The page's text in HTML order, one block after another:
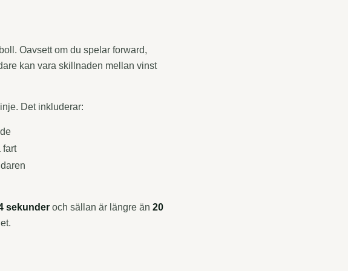
Oavsett om du spelar forward,
kan vara skillnaden mellan vinst
Det inkluderar:
fart
sekunder och sällan är längre än 20